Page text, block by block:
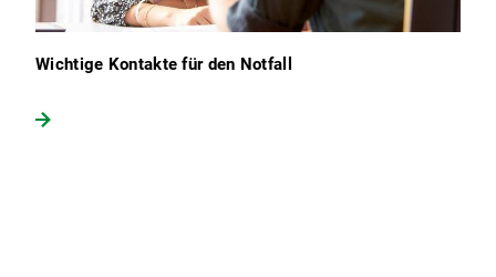
Wichtige Kontakte für den Notfall